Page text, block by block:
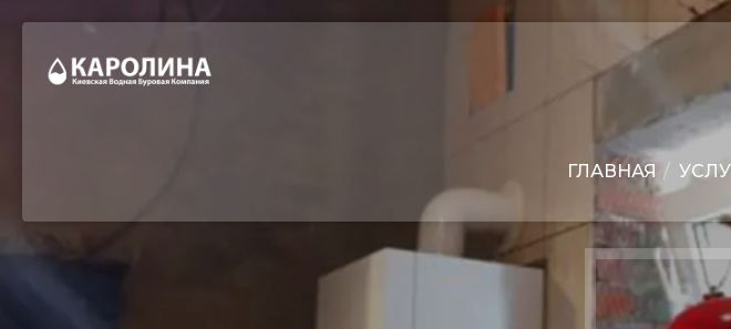
ГЛАВНАЯ